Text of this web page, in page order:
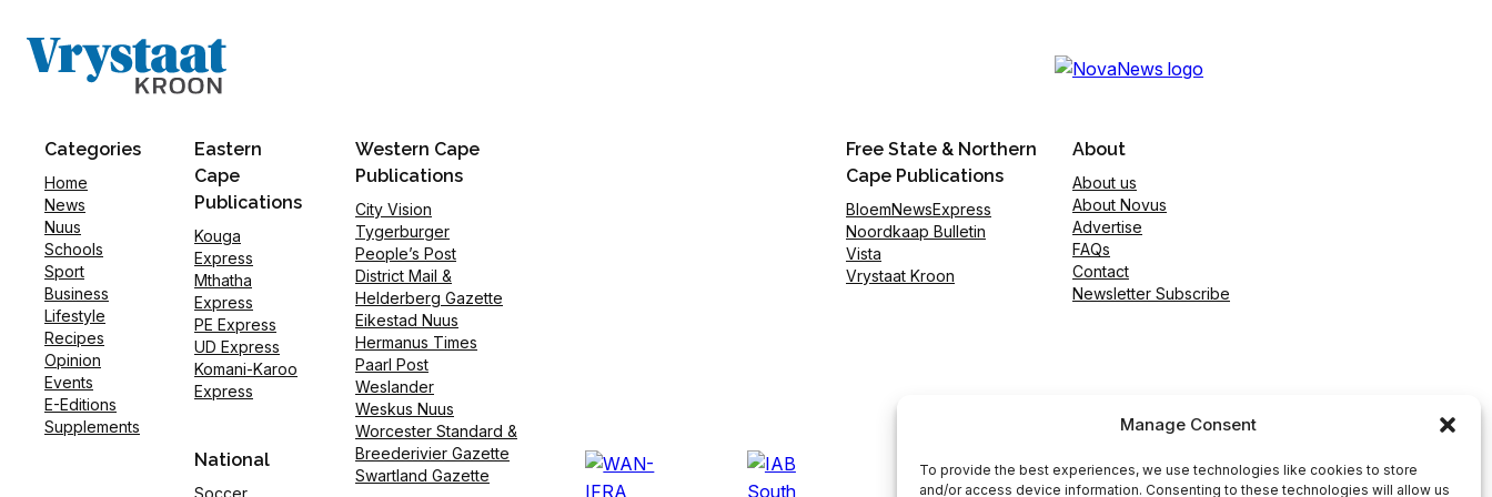
Manage Consent
To provide the best experiences, we use technologies like cookies to store
and/or access device information. Consenting to these technologies will allow us
Categories
Home
News
Nuus
Schools
Sport
Business
Lifestyle
Recipes
Opinion
Events
E-Editions
Supplements
Eastern
Cape
Publications
Kouga
Express
Mthatha
Express
PE Express
UD Express
Komani-Karoo
Express
National
Soccer
Western Cape
Publications
City Vision
Tygerburger
People’s Post
District Mail &
Helderberg Gazette
Eikestad Nuus
Hermanus Times
Paarl Post
Weslander
Weskus Nuus
Worcester Standard &
Breederivier Gazette
Swartland Gazette
Free State & Northern
Cape Publications
BloemNewsExpress
Noordkaap Bulletin
Vista
Vrystaat Kroon
About
About us
About Novus
Advertise
FAQs
Contact
Newsletter Subscribe